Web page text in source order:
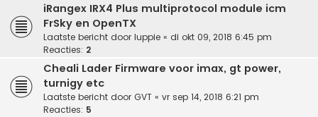
iRangex IRX4 Plus multiprotocol module icm
FrSky en OpenTX
Laatste bericht door luppie « di okt 09, 2018 6:45 pm
Reacties: 2
Cheali Lader Firmware voor imax, gt power,
turnigy etc
Laatste bericht door GVT « vr sep 14, 2018 6:21 pm
Reacties: 5